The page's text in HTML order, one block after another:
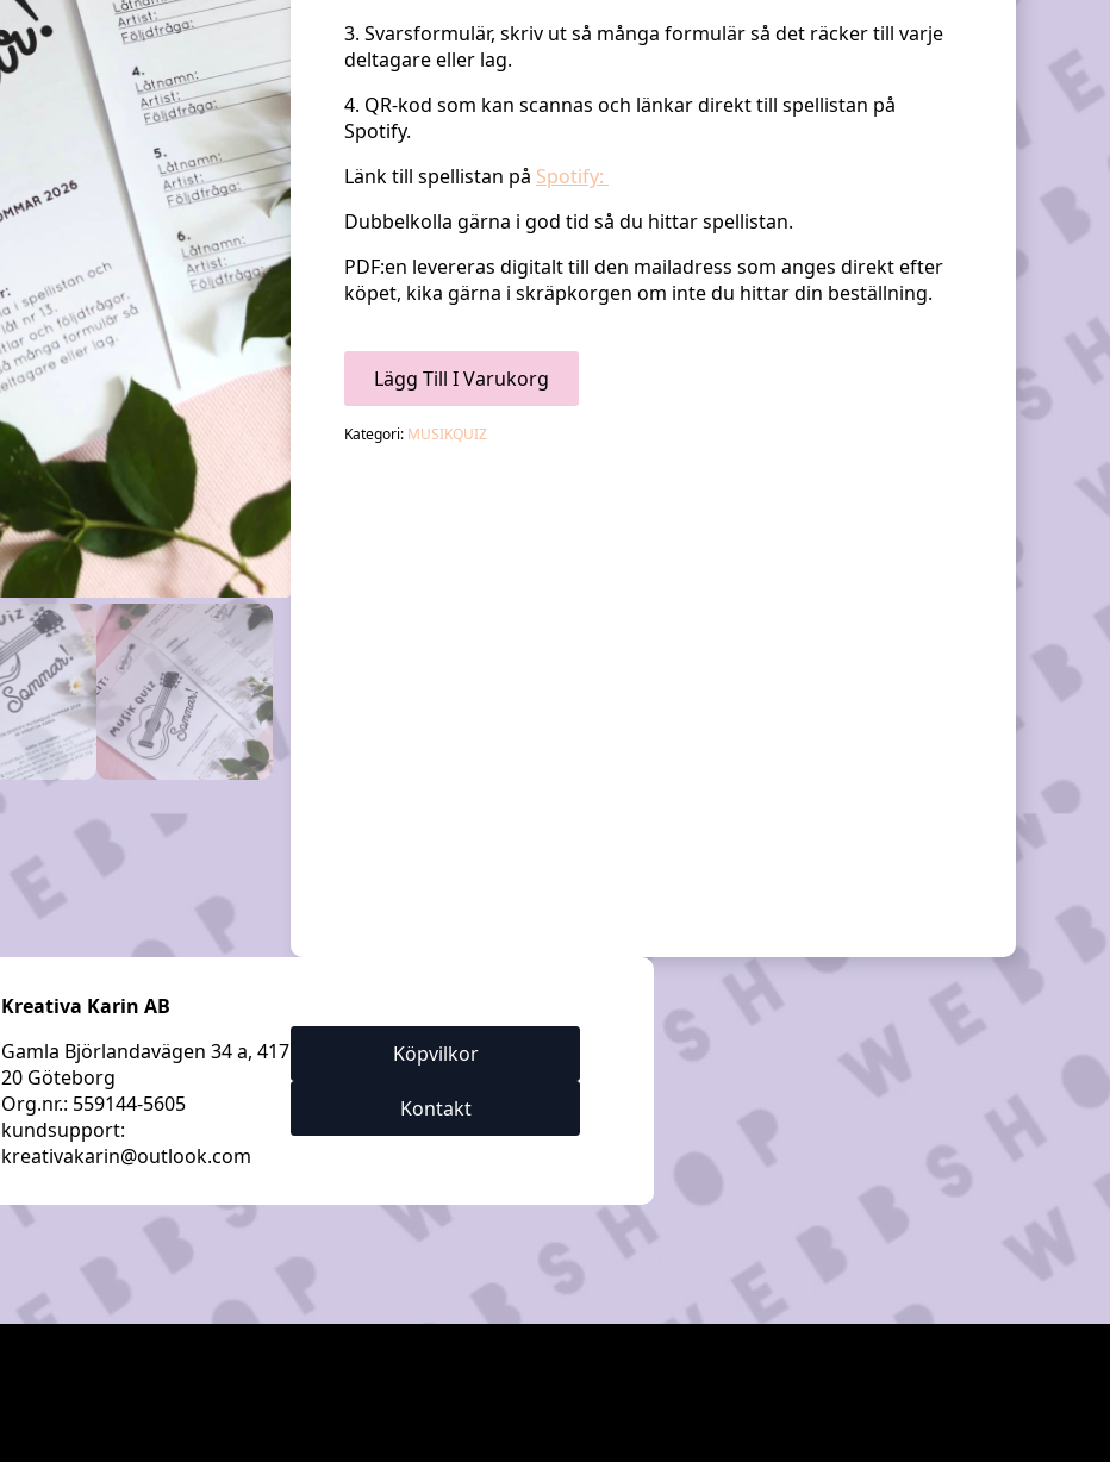
3. Svarsformulär, skriv ut så många formulär så det räcker till varje
deltagare eller lag.
4. QR-kod som kan scannas och länkar direkt till spellistan på
Spotify.
Länk till spellistan på Spotify:
Dubbelkolla gärna i god tid så du hittar spellistan.
PDF:en levereras digitalt till den mailadress som anges direkt efter
köpet, kika gärna i skräpkorgen om inte du hittar din beställning.
Lägg Till I Varukorg
Kategori: MUSIKQUIZ
Kreativa Karin AB
Gamla Björlandavägen 34 a, 417
20 Göteborg
Org.nr.: 559144-5605
kundsupport:
kreativakarin@outlook.com
Köpvilkor
Kontakt